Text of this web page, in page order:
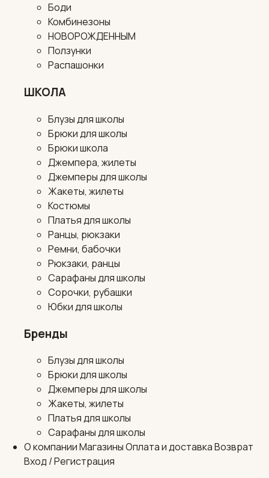
Боди
Комбинезоны
НОВОРОЖДЕННЫМ
Ползунки
Распашонки
ШКОЛА
Блузы для школы
Брюки для школы
Брюки школа
Джемпера, жилеты
Джемперы для школы
Жакеты, жилеты
Костюмы
Платья для школы
Ранцы, рюкзаки
Ремни, бабочки
Рюкзаки, ранцы
Сарафаны для школы
Сорочки, рубашки
Юбки для школы
Бренды
Блузы для школы
Брюки для школы
Джемперы для школы
Жакеты, жилеты
Платья для школы
Сарафаны для школы
О компанииМагазиныОплата и доставкаВозврат
Вход / Регистрация